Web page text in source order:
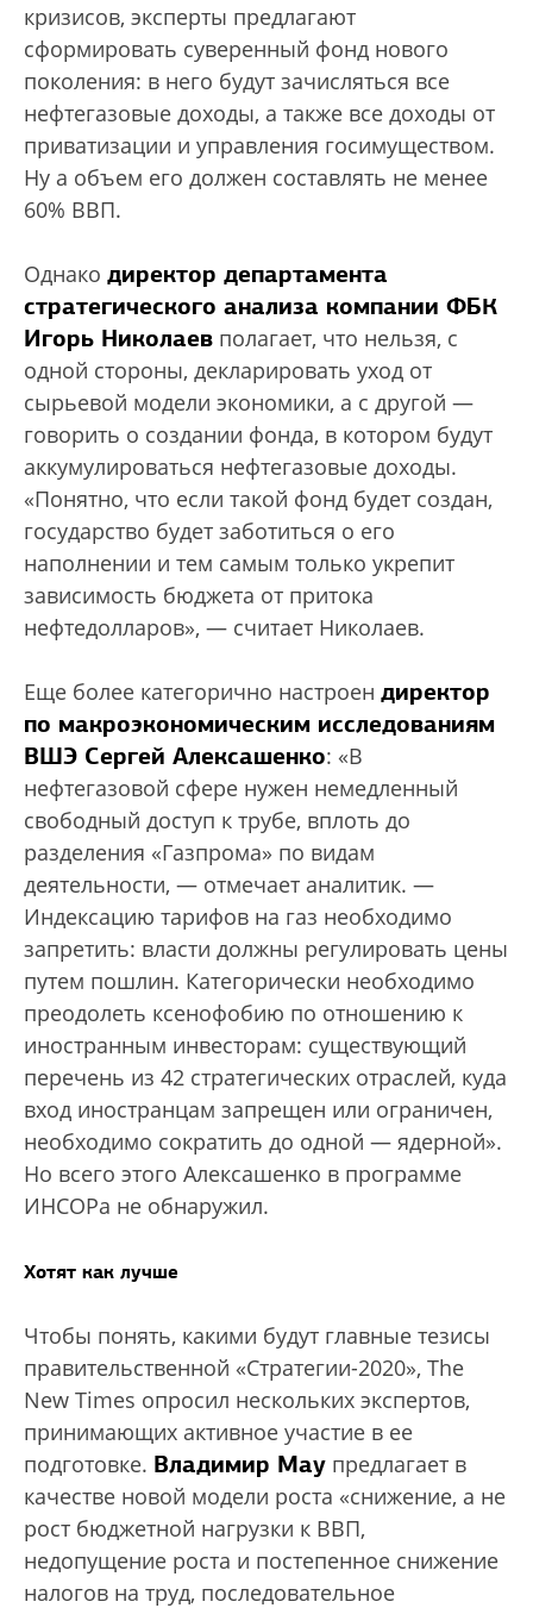
кризисов, эксперты предлагают
сформировать суверенный фонд нового
поколения: в него будут зачисляться все
нефтегазовые доходы, а также все доходы от
приватизации и управления госимуществом.
Ну а объем его должен составлять не менее
60% ВВП.
Однако директор департамента
стратегического анализа компании ФБК
Игорь Николаев полагает, что нельзя, с
одной стороны, декларировать уход от
сырьевой модели экономики, а с другой —
говорить о создании фонда, в котором будут
аккумулироваться нефтегазовые доходы.
«Понятно, что если такой фонд будет создан,
государство будет заботиться о его
наполнении и тем самым только укрепит
зависимость бюджета от притока
нефтедолларов», — считает Николаев.
Еще более категорично настроен директор
по макроэкономическим исследованиям
ВШЭ Сергей Алексашенко: «В
нефтегазовой сфере нужен немедленный
свободный доступ к трубе, вплоть до
разделения «Газпрома» по видам
деятельности, — отмечает аналитик. —
Индексацию тарифов на газ необходимо
запретить: власти должны регулировать цены
путем пошлин. Категорически необходимо
преодолеть ксенофобию по отношению к
иностранным инвесторам: существующий
перечень из 42 стратегических отраслей, куда
вход иностранцам запрещен или ограничен,
необходимо сократить до одной — ядерной».
Но всего этого Алексашенко в программе
ИНСОРа не обнаружил.
Хотят как лучше
Чтобы понять, какими будут главные тезисы
правительственной «Стратегии-2020», The
New Times опросил нескольких экспертов,
принимающих активное участие в ее
подготовке. Владимир Мау предлагает в
качестве новой модели роста «снижение, а не
рост бюджетной нагрузки к ВВП,
недопущение роста и постепенное снижение
налогов на труд, последовательное